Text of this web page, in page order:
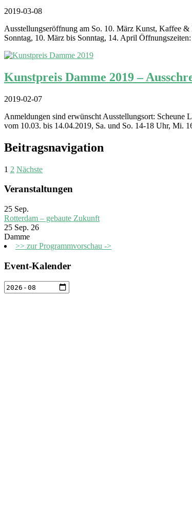
2019-03-08
Ausstellungseröffnung am So. 10. März Kunst, Kaffee
Sonntag, 10. März bis Sonntag, 14. April
Kunstpreis Damme 2019 –
2019-02-07
Anmeldungen sind erwünscht Ausstellungsort:
vom 10.03. bis 14.04.2019, Sa. und So. 14-18 Uhr, Mi.
Beitragsnavigation
1 2 Nächste
Veranstaltungen
25 Sep.
Rotterdam – gebaute Zukunft
25 Sep. 26
Damme
>> zur Programmvorschau ->
Event-Kalender